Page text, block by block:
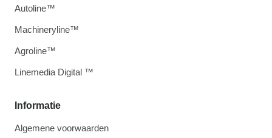
Informatie
Algemene voorwaarden
Autoline™
Machineryline™
Agroline™
Linemedia Digital ™